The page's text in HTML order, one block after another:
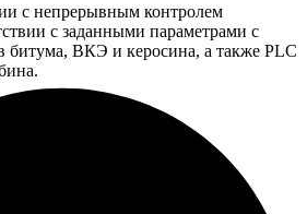
с непрерывным контролем
с заданными параметрами с
битума, ВКЭ и керосина, а также PLC